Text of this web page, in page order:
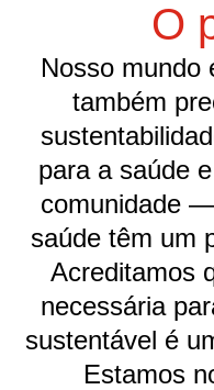
O
Nosso mundo
também
para a saúde
comunidade
saúde têm um
Acreditamos
necessária
sustentável é
Estamos